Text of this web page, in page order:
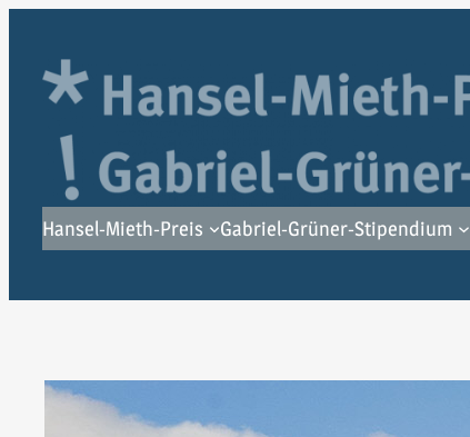
springen
Hansel-Mieth-Preis Gabriel-Grüner-Stipendium